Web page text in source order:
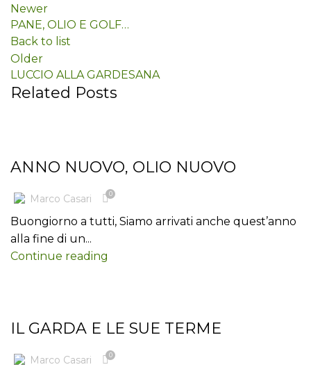
Newer
PANE, OLIO E GOLF…
Back to list
Older
LUCCIO ALLA GARDESANA
Related Posts
ANNO NUOVO, OLIO NUOVO
Marco Casari 0
Buongiorno a tutti, Siamo arrivati anche quest’anno
alla fine di un...
Continue reading
IL GARDA E LE SUE TERME
Marco Casari 0